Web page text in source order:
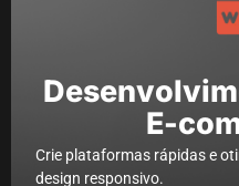
E-
Crie plataformas rápidas e
design responsivo.